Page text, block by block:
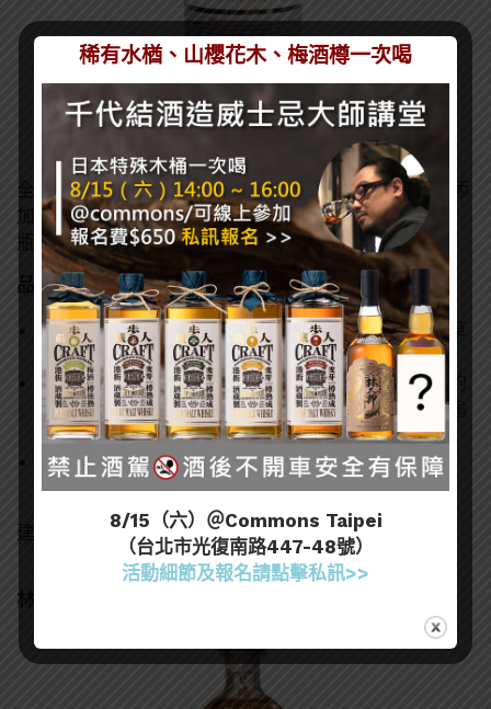
全程於1st Fill Oloroso 雪莉桶熟成，非冷凝過濾、無添
加焦糖調色。每年僅生產一批次，每年配量僅約900
瓶。酒精濃度49.4%。
品飲筆記
香氣：李子、棗子、糖蜜般的濃郁香氣，伴隨著香草
和牛奶巧克力的氣味。
口感：絲滑的口感。果乾、糖蜜、黑巧克力等濃郁的
味道，融合一點肉桂和生薑，並帶有核桃和栗子的愉
悅感受。
尾韻：糖蜜和果乾的香氣繚繞，還有淡淡辛香料點
綴。
建議售價: NTD$ 2,100/ Bottle
林多修道院 波本嚴選 單一麥芽威士忌
稀有水楢、山櫻花木、梅酒樽一次喝
8/15（六）＠Commons Taipei
（台北市光復南路447-48號）
活動細節及報名請點擊私訊>>